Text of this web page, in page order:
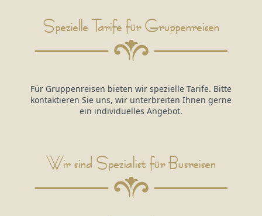
Spezielle Tarife für Gruppenreisen
Für Gruppenreisen bieten wir spezielle Tarife. Bitte
kontaktieren Sie uns, wir unterbreiten Ihnen gerne
ein individuelles Angebot.
Wir sind Spezialist für Busreisen